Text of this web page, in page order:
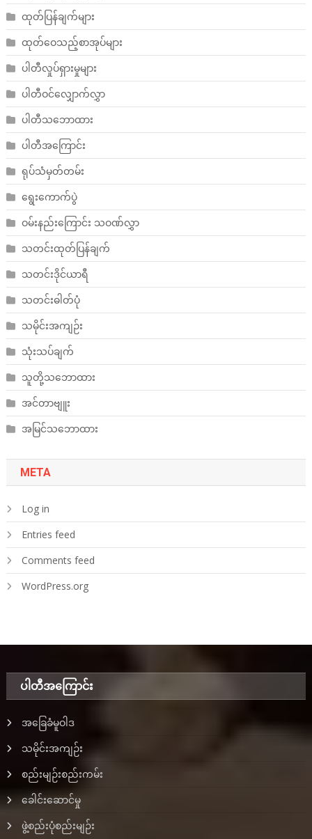
ထုတ်ပြန်ချက်များ
ထုတ်ဝေသည့်စာအုပ်များ
ပါတီလှုပ်ရှားမှုများ
ပါတီဝင်လျှောက်လွှာ
ပါတီသဘောထား
ပါတီအကြောင်း
ရုပ်သံမှတ်တမ်း
ရွေးကောက်ပွဲ
ဝမ်းနည်းကြောင်း သဝဏ်လွှာ
သတင်းထုတ်ပြန်ချက်
သတင်းဒိုင်ယာရီ
သတင်းဓါတ်ပုံ
သမိုင်းအကျဉ်း
သုံးသပ်ချက်
သူတို့သဘောထား
အင်တာဗျူး
အမြင်သဘောထား
META
Log in
Entries feed
Comments feed
WordPress.org
ပါတီအ‌ကြောင်း
အခြေခံမူဝါဒ
သမိုင်းအကျဉ်း
စည်းမျဉ်းစည်းကမ်း
ခေါင်းဆောင်မှု
ဖွဲ့စည်းပုံစည်းမျဉ်း